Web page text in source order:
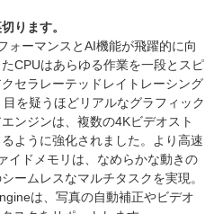
ります。
ォーマンスとAI機能が飛躍的に向
CPUはあらゆる作業を一段とスピ
セラレーテッドレイトレーシング
を疑うほどリアルなグラフィック
ンジンは、複数の4Kビデオスト
ように強化されました。より高速
イドメモリは、なめらかな動きの
ームレスなマルチタスクを実現。
は、写真の自動補正やビデオ